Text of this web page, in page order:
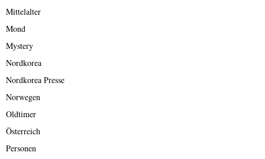
Mittelalter
Mond
Mystery
Nordkorea
Nordkorea Presse
Norwegen
Oldtimer
Österreich
Personen